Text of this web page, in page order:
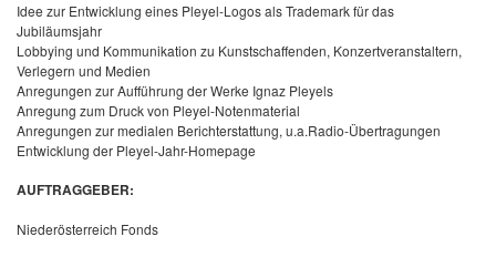
Idee zur Entwicklung eines Pleyel-Logos als Trademark für das
Jubiläumsjahr
Lobbying und Kommunikation zu Kunstschaffenden, Konzertveranstaltern,
Verlegern und Medien
Anregungen zur Aufführung der Werke Ignaz Pleyels
Anregung zum Druck von Pleyel-Notenmaterial
Anregungen zur medialen Berichterstattung, u.a.Radio-Übertragungen
Entwicklung der Pleyel-Jahr-Homepage
AUFTRAGGEBER:
Niederösterreich Fonds